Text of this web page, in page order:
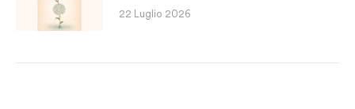
22 Luglio 2026